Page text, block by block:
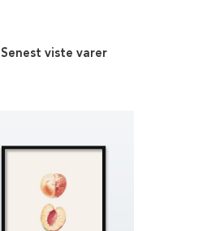
Senest viste varer